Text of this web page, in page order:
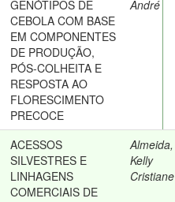
GENÓTIPOS DE
CEBOLA COM BASE
EM COMPONENTES
DE PRODUÇÃO,
PÓS-COLHEITA E
RESPOSTA AO
FLORESCIMENTO
PRECOCE
André
ACESSOS
SILVESTRES E
LINHAGENS
COMERCIAIS DE
Almeida,
Kelly